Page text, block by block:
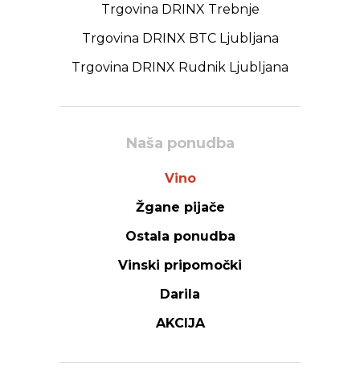
Trgovina DRINX Trebnje
Trgovina DRINX BTC Ljubljana
Trgovina DRINX Rudnik Ljubljana
Naša ponudba
Vino
Žgane pijače
Ostala ponudba
Vinski pripomočki
Darila
AKCIJA